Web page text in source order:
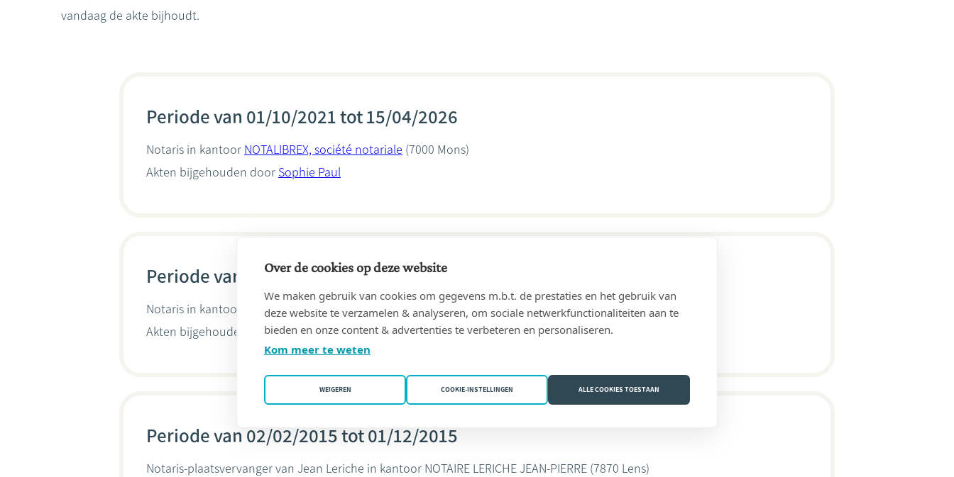
vandaag de akte bijhoudt.
Periode van 01/10/2021 tot 15/04/2026
Notaris in kantoor NOTALIBREX, société notariale (7000 Mons)
Akten bijgehouden door Sophie Paul
Periode van 31/03/2004 tot 30/09/2021
Notaris in kantoor GLINEUR, Pierre(7331 Saint-Ghislain (Baudour))
Akten bijgehouden doorSophie Paul
Periode van 02/02/2015 tot 01/12/2015
Notaris-plaatsvervanger van Jean Leriche in kantoor NOTAIRE LERICHE JEAN-PIERRE (7870 Lens)
Over de cookies op deze website
We maken gebruik van cookies om gegevens m.b.t. de prestaties en het gebruik van
deze website te verzamelen & analyseren, om sociale netwerkfunctionaliteiten aan te
bieden en onze content & advertenties te verbeteren en personaliseren.
Kom meer te weten
WEIGEREN COOKIE-INSTELLINGEN ALLE COOKIES TOESTAAN